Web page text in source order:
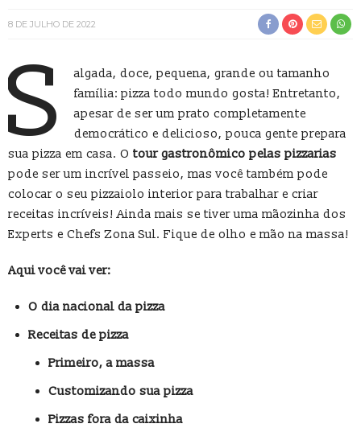
8 DE JULHO DE 2022
S
algada, doce, pequena, grande ou tamanho
família: pizza todo mundo gosta! Entretanto,
apesar de ser um prato completamente
democrático e delicioso, pouca gente prepara
sua pizza em casa. O tour gastronômico pelas pizzarias
pode ser um incrível passeio, mas você também pode
colocar o seu pizzaiolo interior para trabalhar e criar
receitas incríveis! Ainda mais se tiver uma mãozinha dos
Experts e Chefs Zona Sul. Fique de olho e mão na massa!
Aqui você vai ver:
O dia nacional da pizza
Receitas de pizza
Primeiro, a massa
Customizando sua pizza
Pizzas fora da caixinha